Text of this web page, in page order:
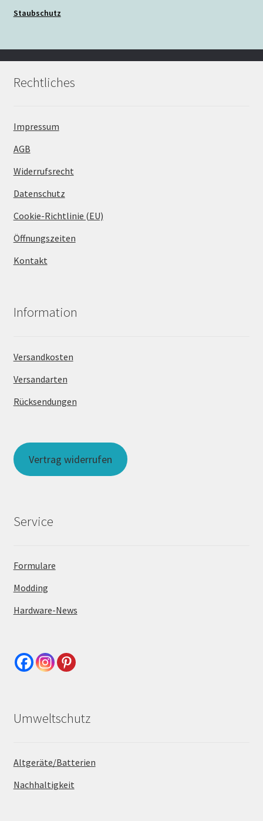
Staubschutz
Rechtliches
Impressum
AGB
Widerrufsrecht
Datenschutz
Cookie-Richtlinie (EU)
Öffnungszeiten
Kontakt
Information
Versandkosten
Versandarten
Rücksendungen
Vertrag widerrufen
Service
Formulare
Modding
Hardware-News
Umweltschutz
Altgeräte/Batterien
Nachhaltigkeit